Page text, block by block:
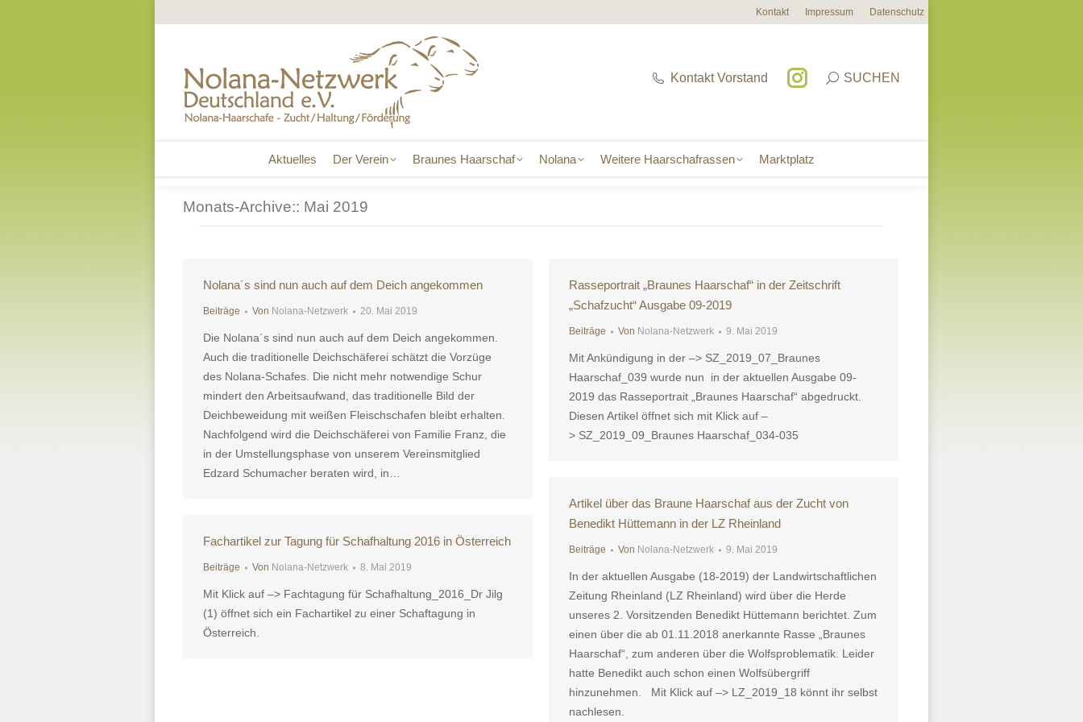
Kontakt Impressum Datenschutz
Kontakt Vorstand SUCHEN
Aktuelles Der Verein Braunes Haarschaf Nolana Weitere Haarschafrassen Marktplatz
Monats-Archive:: Mai 2019
Nolana´s sind nun auch auf dem Deich angekommen
Beiträge Von Nolana-Netzwerk 20. Mai 2019
Die Nolana´s sind nun auch auf dem Deich angekommen.
Auch die traditionelle Deichschäferei schätzt die Vorzüge
des Nolana-Schafes. Die nicht mehr notwendige Schur
mindert den Arbeitsaufwand, das traditionelle Bild der
Deichbeweidung mit weißen Fleischschafen bleibt erhalten.
Nachfolgend wird die Deichschäferei von Familie Franz, die
in der Umstellungsphase von unserem Vereinsmitglied
Edzard Schumacher beraten wird, in…
Rasseportrait „Braunes Haarschaf“ in der Zeitschrift
„Schafzucht“ Ausgabe 09-2019
Beiträge Von Nolana-Netzwerk 9. Mai 2019
Mit Ankündigung in der –> SZ_2019_07_Braunes
Haarschaf_039 wurde nun in der aktuellen Ausgabe 09-
2019 das Rasseportrait „Braunes Haarschaf“ abgedruckt.
Diesen Artikel öffnet sich mit Klick auf –
> SZ_2019_09_Braunes Haarschaf_034-035
Artikel über das Braune Haarschaf aus der Zucht von
Benedikt Hüttemann in der LZ Rheinland
Beiträge Von Nolana-Netzwerk 9. Mai 2019
In der aktuellen Ausgabe (18-2019) der Landwirtschaftlichen
Zeitung Rheinland (LZ Rheinland) wird über die Herde
unseres 2. Vorsitzenden Benedikt Hüttemann berichtet. Zum
einen über die ab 01.11.2018 anerkannte Rasse „Braunes
Haarschaf“, zum anderen über die Wolfsproblematik. Leider
hatte Benedikt auch schon einen Wolfsübergriff
hinzunehmen. Mit Klick auf –> LZ_2019_18 könnt ihr selbst
nachlesen.
Fachartikel zur Tagung für Schafhaltung 2016 in Österreich
Beiträge Von Nolana-Netzwerk 8. Mai 2019
Mit Klick auf –> Fachtagung für Schafhaltung_2016_Dr Jilg
(1) öffnet sich ein Fachartikel zu einer Schaftagung in
Österreich.
Aktuelles Der Verein Braunes Haarschaf Nolana Weitere Haarschafrassen Marktplatz